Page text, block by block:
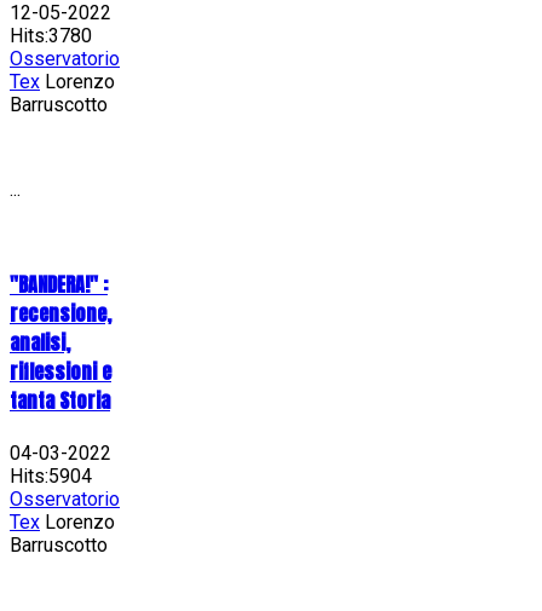
12-05-2022
Hits:3780
Osservatorio
Tex Lorenzo
Barruscotto
...
"BANDERA!" :
recensione,
analisi,
riflessioni e
tanta Storia
04-03-2022
Hits:5904
Osservatorio
Tex Lorenzo
Barruscotto